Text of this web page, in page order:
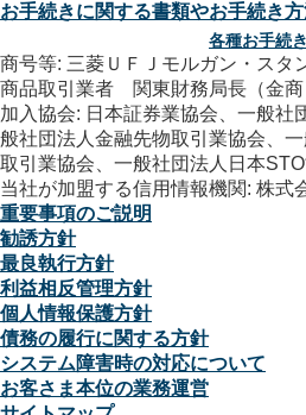
お手続きに関する書類やお手続き
各種お手続
商号等: 三菱ＵＦＪモルガン・ス
商品取引業者 関東財務局長（金商
加入協会: 日本証券業協会、一般社
般社団法人金融先物取引業協会、
取引業協会、一般社団法人日本
当社が加盟する信用情報機関: 株式
重要事項のご説明
勧誘方針
最良執行方針
利益相反管理方針
個人情報保護方針
債務の履行に関する方針
システム障害時の対応について
お客さま本位の業務運営